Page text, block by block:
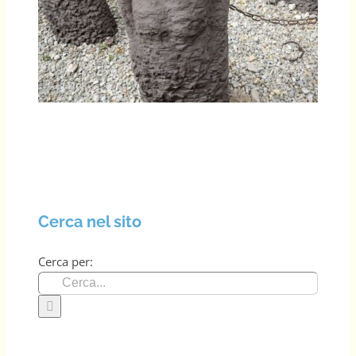
Cerca nel sito
Cerca per: